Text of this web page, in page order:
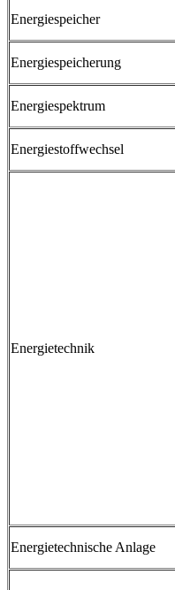
Energiespeicher
Energiespeicherung
Energiespektrum
Energiestoffwechsel
Energietechnik
Energietechnische Anlage